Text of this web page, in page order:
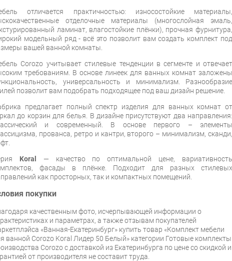
отличается практичностью: износостойкие материалы,
отделочные материалы (многослойная эмаль,
ламинат, влагостойкие плёнки), прочная фурнитура,
модельный ряд - всё это позволит вам создать комплект под
вашей ванной комнаты.
Corozo учитывает стилевые тенденции в сегменте и отвечает
требованиям. В основе линеек для ванных комнат заложены
универсальность и минимализм. Разнообразие
позволит вам подобрать подходящее под ваш дизайн решение.
предлагает полный спектр изделия для ванных комнат от
до корзин для белья. В дизайне присутствуют два направления:
и современный. В основе первого – элементы
прованса, ретро и кантри, второго – минимализм, сканди,
Koral
— качество по оптимальной цене, вариативность
фасады в плёнке. Подходит для разных стилевых
как просторных, так и компактных помещений.
покупки
качественным фото, исчерпывающей информации о
и параметрах, а также отзывам покупателей
«Ванная-Екатеринбург» купить товар «Комплект мебели
ванной Corozo Koral Лидер 50 Белый» категории Готовые комплекты
Corozo с доставкой из Екатеринбурга по цене со скидкой и
от производителя не составит труда.